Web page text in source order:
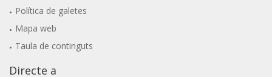
Política de galetes
Mapa web
Taula de continguts
Directe a